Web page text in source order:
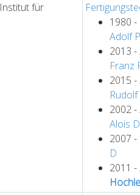
Institut für
1980
Adolf P
2013 -
Franz
2015 -
Rudolf
2002 -
Alois D
2007
D
2011 -